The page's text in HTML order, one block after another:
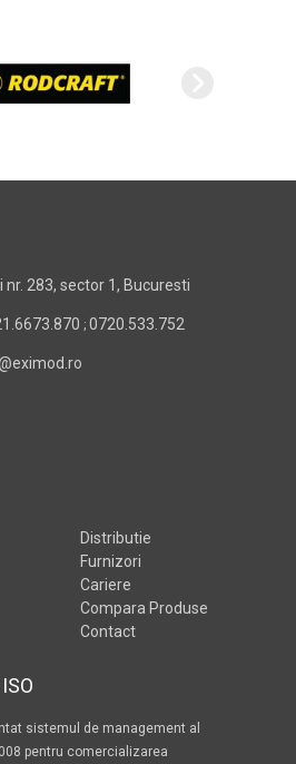
nr. 283, sector 1, Bucuresti
; 0720.533.752
Distributie
Furnizori
Cariere
Compara Produse
Contact
sistemul de management al
pentru comercializarea